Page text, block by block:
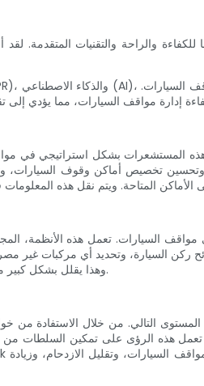
وهذا يقلل بشكل كبير من العبء الواقع على عاتق مسؤولي إنفاذ مواقف السيارات، وتبسيط عملية المراقبة وتمكين استخدام الموارد بشكل أكثر كفاءة.